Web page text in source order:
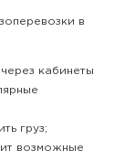
в
кабинеты
груз;
возможные